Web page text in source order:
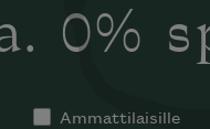
0%
Ammattilaisille